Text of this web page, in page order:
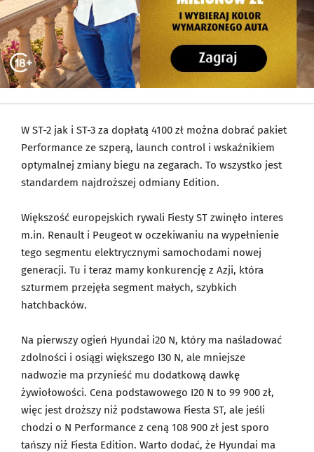
W ST-2 jak i ST-3 za dopłatą 4100 zł można dobrać pakiet
Performance ze szperą, launch control i wskaźnikiem
optymalnej zmiany biegu na zegarach. To wszystko jest
standardem najdroższej odmiany Edition.
Większość europejskich rywali Fiesty ST zwinęło interes
m.in. Renault i Peugeot w oczekiwaniu na wypełnienie
tego segmentu elektrycznymi samochodami nowej
generacji. Tu i teraz mamy konkurencję z Azji, która
szturmem przejęła segment małych, szybkich
hatchbacków.
Na pierwszy ogień Hyundai i20 N, który ma naśladować
zdolności i osiągi większego I30 N, ale mniejsze
nadwozie ma przynieść mu dodatkową dawkę
żywiołowości. Cena podstawowego I20 N to 99 900 zł,
więc jest droższy niż podstawowa Fiesta ST, ale jeśli
chodzi o N Performance z ceną 108 900 zł jest sporo
tańszy niż Fiesta Edition. Warto dodać, że Hyundai ma